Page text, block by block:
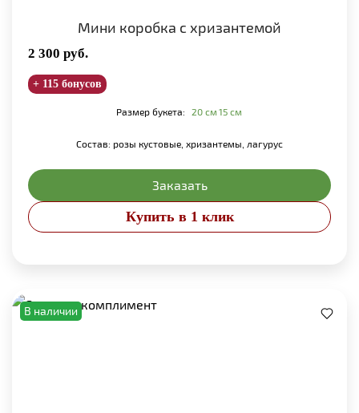
Мини коробка с хризантемой
2 300 руб.
+ 115 бонусов
Размер букета: 20 см 15 см
Состав: розы кустовые, хризантемы, лагурус
Заказать
Купить в 1 клик
В наличии